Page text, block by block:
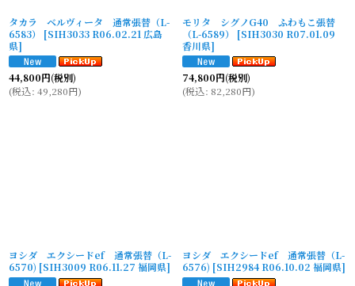
タカラ ベルヴィータ 通常張替（L-
6583）
[SIH3033 R06.02.21 広島
県]
44,800円(税別)
(税込: 49,280円)
モリタ シグノG40 ふわもこ張替
（L-6589）
[SIH3030 R07.01.09
香川県]
74,800円(税別)
(税込: 82,280円)
ヨシダ エクシードef 通常張替（L-
6570) [SIH3009 R06.11.27 福岡県]
ヨシダ エクシードef 通常張替（L-
6576) [SIH2984 R06.10.02 福岡県]